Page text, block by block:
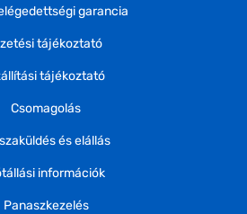
garancia
tájékoztató
tájékoztató
Csomagolás
és elállás
információk
Panaszkezelés